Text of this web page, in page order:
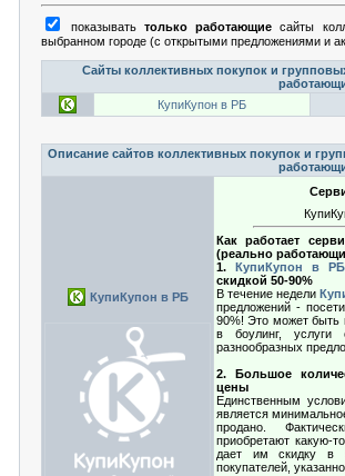
показыватьтолько работающие сайты
выбранном городе (с открытыми предложениями и
Сайты коллективных покупок и
КупиКупон в РБ
Описание сайтов коллективных покупок и
КупиКупон в РБ
Как работает
(реально
1.
КупиКупон в РБ
скидкой 50-90%
В течение недели
предложений -
90%! Это может быть
в боулинг, услуги
разнообразных
2. Большое
цены
Единственным
является
продано.
приобретают какую-
дает им скидку в
покупателей,